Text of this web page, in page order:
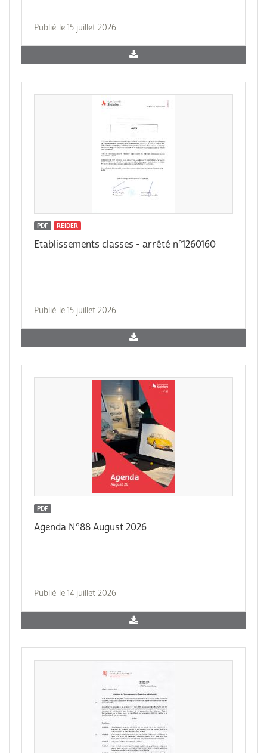
Publié le 15 juillet 2026
PDF REIDER
Etablissements classes - arrêté n°1260160
Publié le 15 juillet 2026
PDF
Agenda N°88 August 2026
Publié le 14 juillet 2026